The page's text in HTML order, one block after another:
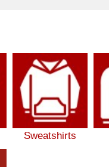
Sweatshirts